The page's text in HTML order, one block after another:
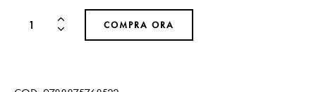
COMPRA ORA